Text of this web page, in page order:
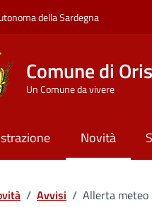
della Sardegna
Comune di
Un Comune da vivere
Novità
/ Avvisi / Allerta